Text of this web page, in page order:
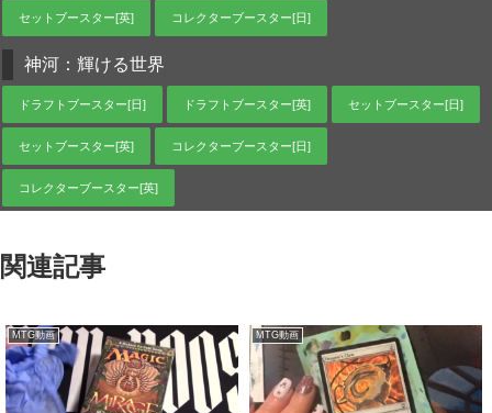
セットブースター[英] コレクターブースター[日]
神河：輝ける世界
ドラフトブースター[日] ドラフトブースター[英] セットブースター[日]
セットブースター[英] コレクターブースター[日]
コレクターブースター[英]
関連記事
MTG動画 MTG動画